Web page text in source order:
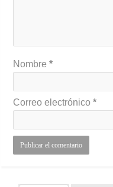
Nombre*
Correo electrónico*